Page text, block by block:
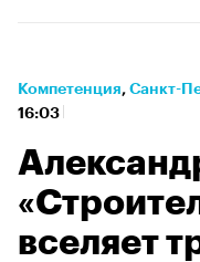
Компетенция⁠, Санкт-
16:03
вселяет